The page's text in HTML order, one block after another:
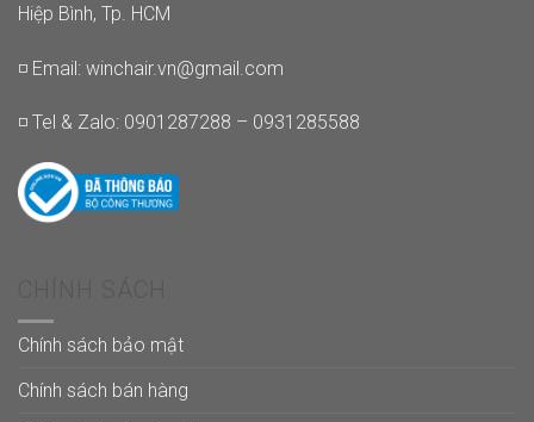
Hiệp Bình, Tp. HCM
◽ Email: winchair.vn@gmail.com
◽ Tel & Zalo: 0901287288 – 0931285588
Chính sách bảo mật
Chính sách bán hàng